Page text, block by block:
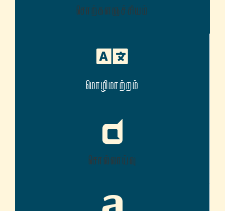
சொல்லாய்வு
மொழிமாற்றம்
சொற்களஞச்சியம்